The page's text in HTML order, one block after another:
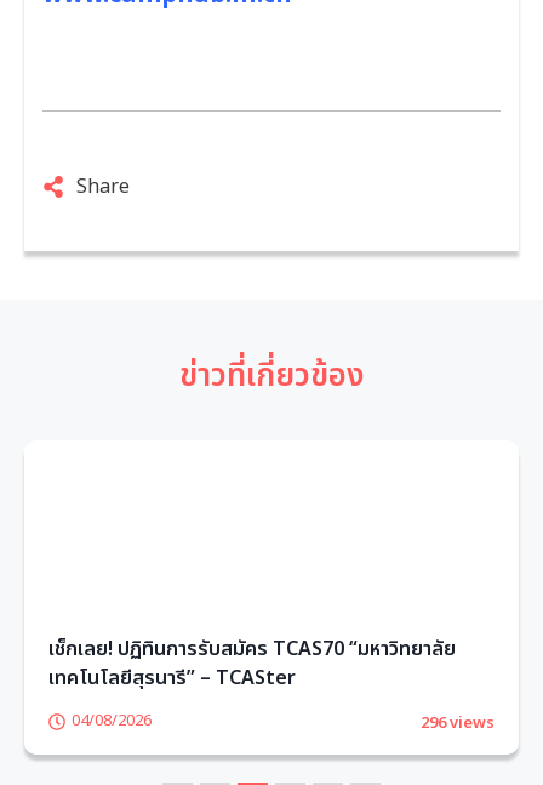
Share
ข่าวที่เกี่ยวข้อง
เช็กเลย! ปฏิทินการรับสมัคร TCAS70 “มหาวิทยาลัย
เทคโนโลยีสุรนารี” – TCASter
04/08/2026 296 views